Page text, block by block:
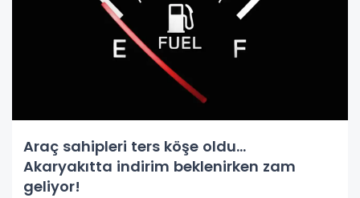
Araç sahipleri ters köşe oldu...
Akaryakıtta indirim beklenirken zam
geliyor!